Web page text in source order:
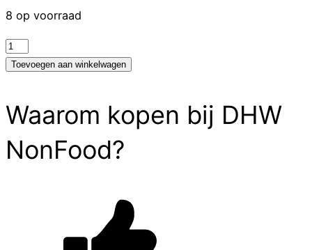
8 op voorraad
test
aantal
Toevoegen aan winkelwagen
Waarom kopen bij DHW
NonFood?